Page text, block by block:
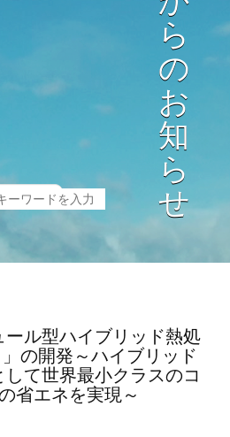
ら
の
お
知
ら
せ
ル型ハイブリッド熱処
の開発～ハイブリッド
て世界最小クラスのコ
省エネを実現～